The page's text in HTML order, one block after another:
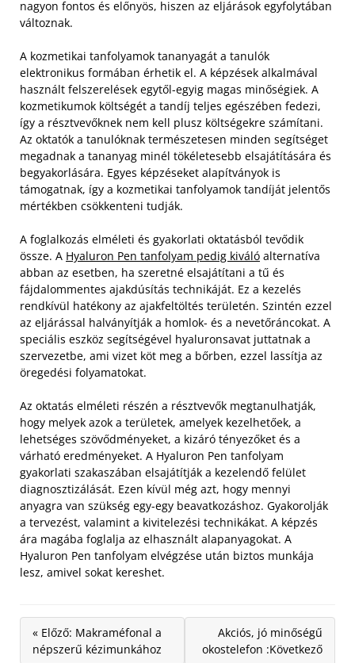
nagyon fontos és előnyös, hiszen az eljárások egyfolytában
változnak.
A kozmetikai tanfolyamok tananyagát a tanulók
elektronikus formában érhetik el. A képzések alkalmával
használt felszerelések egytől-egyig magas minőségiek. A
kozmetikumok költségét a tandíj teljes egészében fedezi,
így a résztvevőknek nem kell plusz költségekre számítani.
Az oktatók a tanulóknak természetesen minden segítséget
megadnak a tananyag minél tökéletesebb elsajátítására és
begyakorlására. Egyes képzéseket alapítványok is
támogatnak, így a kozmetikai tanfolyamok tandíját jelentős
mértékben csökkenteni tudják.
A foglalkozás elméleti és gyakorlati oktatásból tevődik
össze. A Hyaluron Pen tanfolyam pedig kiváló alternatíva
abban az esetben, ha szeretné elsajátítani a tű és
fájdalommentes ajakdúsítás technikáját. Ez a kezelés
rendkívül hatékony az ajakfeltöltés területén. Szintén ezzel
az eljárással halványítják a homlok- és a nevetőráncokat. A
speciális eszköz segítségével hyaluronsavat juttatnak a
szervezetbe, ami vizet köt meg a bőrben, ezzel lassítja az
öregedési folyamatokat.
Az oktatás elméleti részén a résztvevők megtanulhatják,
hogy melyek azok a területek, amelyek kezelhetőek, a
lehetséges szövődményeket, a kizáró tényezőket és a
várható eredményeket. A Hyaluron Pen tanfolyam
gyakorlati szakaszában elsajátítják a kezelendő felület
diagnosztizálását. Ezen kívül még azt, hogy mennyi
anyagra van szükség egy-egy beavatkozáshoz. Gyakorolják
a tervezést, valamint a kivitelezési technikákat. A képzés
ára magába foglalja az elhasznált alapanyagokat. A
Hyaluron Pen tanfolyam elvégzése után biztos munkája
lesz, amivel sokat kereshet.
« Előző: Makraméfonal a
népszerű kézimunkához
Akciós, jó minőségű
okostelefon :Következő